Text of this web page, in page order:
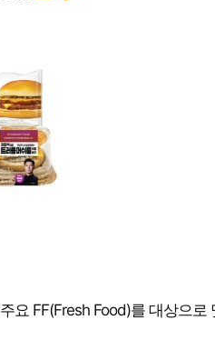
요 FF(Fresh Food)를 대상으로